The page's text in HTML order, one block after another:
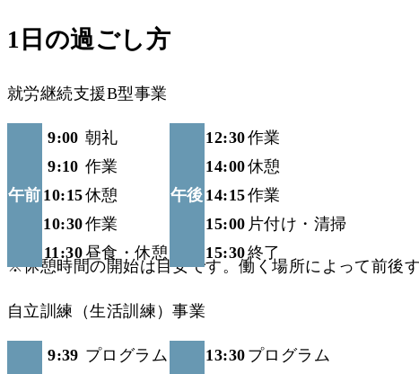
1日の過ごし方
就労継続支援B型事業
午前
9:00 朝礼
9:10 作業
10:15休憩
10:30作業
11:30昼食・休憩
午後
12:30作業
14:00休憩
14:15作業
15:00 片付け・清掃
15:30終了
※休憩時間の開始は目安です。働く場所によって前後
自立訓練（生活訓練）事業
9:39 プログラム
13:30 プログラム